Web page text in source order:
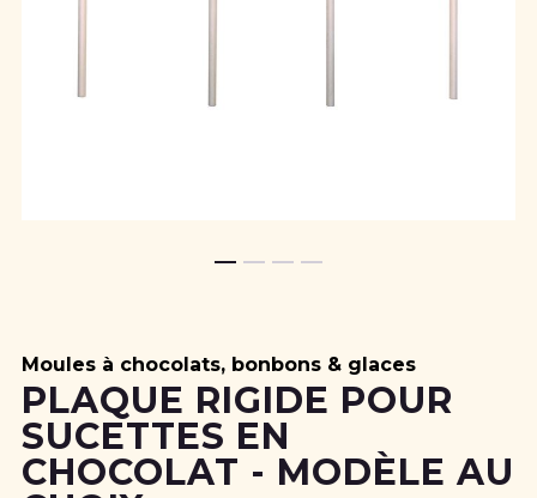
beginning
of
the
images
gallery
Moules à chocolats, bonbons & glaces
PLAQUE RIGIDE POUR
SUCETTES EN
CHOCOLAT - MODÈLE AU